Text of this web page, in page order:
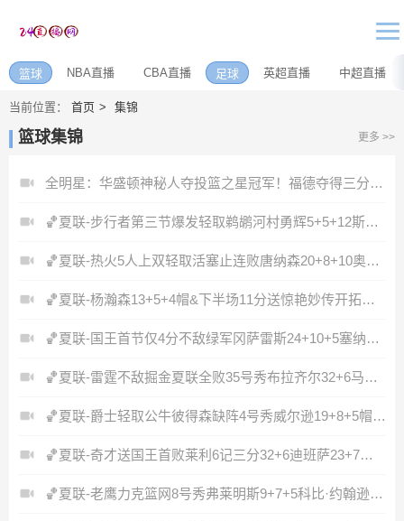
篮球 NBA直播 CBA直播 足球 英超直播 中超直播
当前位置： 首页 集锦
篮球集锦 更多 >>
全明星：华盛顿神秘人夺投篮之星冠军！福德夺得三分大赛冠军！
🏀夏联-步行者第三节爆发轻取鹈鹕河村勇辉5+5+12斯劳森22分
🏀夏联-热火5人上双轻取活塞止连败唐纳森20+8+10奥科里27分
🏀夏联-杨瀚森13+5+4帽&下半场11分送惊艳妙传开拓者力克掘金
🏀夏联-国王首节仅4分不敌绿军冈萨雷斯24+10+5塞纳克10+12
🏀夏联-雷霆不敌掘金夏联全败35号秀布拉齐尔32+6马拉14+7+6
🏀夏联-爵士轻取公牛彼得森缺阵4号秀威尔逊19+8+5帽罚球6中0
🏀夏联-奇才送国王首败莱利6记三分32+6迪班萨23+7雷诺20+12
🏀夏联-老鹰力克篮网8号秀弗莱明斯9+7+5科比·约翰逊17+7